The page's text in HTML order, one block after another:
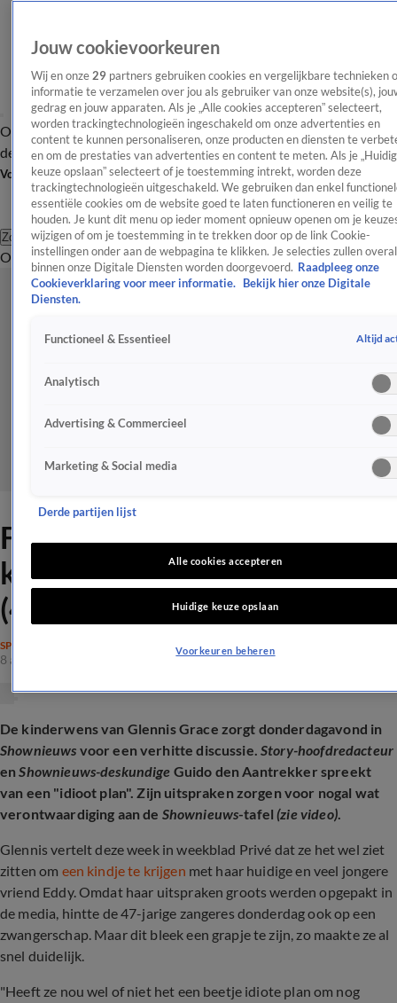
OverzichtAfleveringen Entertainment TV Algemeen
Tip
de redactieNieuwsbrief
Volg Shownieuws
Zoeken
OverzichtEntertainmentSpraakmakendRealityCrimeVideo's
Felle discussie over
kinderwens Glennis Grace
(47): 'Idioot'
SPRAAKMAKEND
8 aug 2025, 10:37
De kinderwens van Glennis Grace zorgt donderdagavond in
Shownieuws voor een verhitte discussie.Story-hoofdredacteur
enShownieuws-deskundige Guido den Aantrekker spreekt
van een "idioot plan". Zijn uitspraken zorgen voor nogal wat
verontwaardiging aan de Shownieuws-tafel(zie video).
Glennis vertelt deze week in weekblad Privé dat ze het wel ziet
zitten om een kindje te krijgen met haar huidige en veel jongere
vriend Eddy. Omdat haar uitspraken groots werden opgepakt in
de media, hintte de 47-jarige zangeres donderdag ook op een
zwangerschap. Maar dit bleek een grapje te zijn, zo maakte ze al
snel duidelijk.
"Heeft ze nou wel of niet het een beetje idiote plan om nog
Jouw cookievoorkeuren
Wij en onze 29 partners gebruiken cookies en vergelijkbare technieken
informatie te verzamelen over jou als gebruiker van onze website(s),
gedrag en jouw apparaten. Als je „Alle cookies accepteren” selecteert,
worden trackingtechnologieën ingeschakeld om onze advertenties en
content te kunnen personaliseren, onze producten en diensten te
en om de prestaties van advertenties en content te meten. Als je
keuze opslaan” selecteert of je toestemming intrekt, worden deze
trackingtechnologieën uitgeschakeld. We gebruiken dan enkel
essentiële cookies om de website goed te laten functioneren en veilig te
houden. Je kunt dit menu op ieder moment opnieuw openen om je
wijzigen of om je toestemming in te trekken door op de link Cookie-
instellingen onder aan de webpagina te klikken. Je selecties zullen overal
binnen onze Digitale Diensten worden doorgevoerd. Raadpleeg onze
Cookieverklaring voor meer informatie.
Bekijk hier onze Digitale
Diensten.
Functioneel & Essentieel Altijd
Analytisch
Advertising & Commercieel
Marketing & Social media
Derde partijen lijst
Alle cookies accepteren
Huidige keuze opslaan
Voorkeuren beheren